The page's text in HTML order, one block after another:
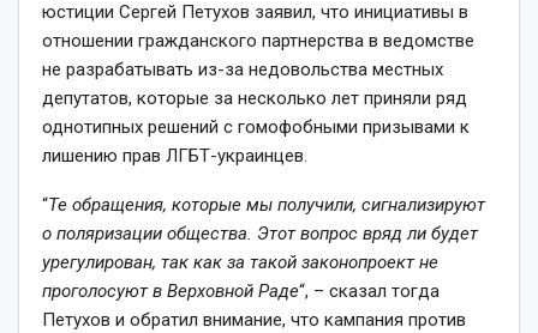
юстиции Сергей Петухов заявил, что инициативы в
отношении гражданского партнерства в ведомстве
не разрабатывать из-за недовольства местных
депутатов, которые за несколько лет приняли ряд
однотипных решений с гомофобными призывами к
лишению прав ЛГБТ-украинцев.
“Те обращения, которые мы получили, сигнализируют
о поляризации общества. Этот вопрос вряд ли будет
урегулирован, так как за такой законопроект не
проголосуют в Верховной Раде“, – сказал тогда
Петухов и обратил внимание, что кампания против